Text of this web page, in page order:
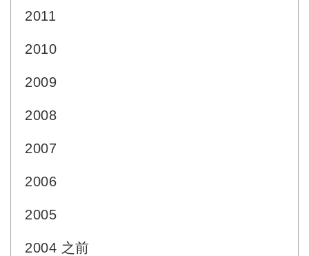
2011
2010
2009
2008
2007
2006
2005
2004 之前